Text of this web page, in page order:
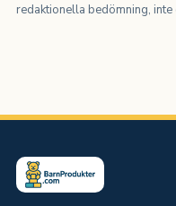
redaktionella bedömning,